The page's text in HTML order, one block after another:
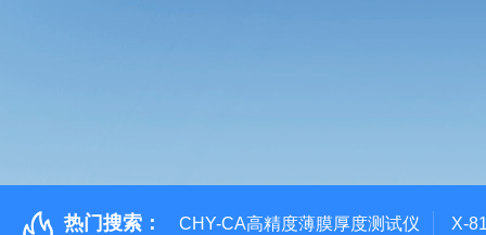
热门搜索： CHY-CA高精度薄膜厚度测试仪 X-